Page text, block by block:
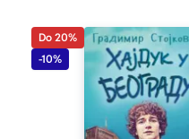
Do 20%
-10%